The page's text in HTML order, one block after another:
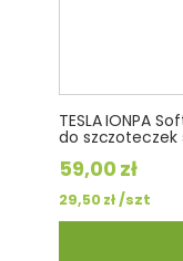
TESLA IONPA
do
59,00 zł
29,50zł/szt